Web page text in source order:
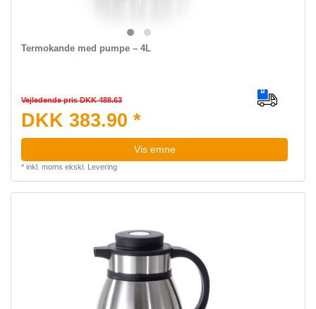
Termokande med pumpe – 4L
Vejledende pris DKK 488.63
DKK 383.90 *
Vis emne
* inkl. moms ekskl. Levering